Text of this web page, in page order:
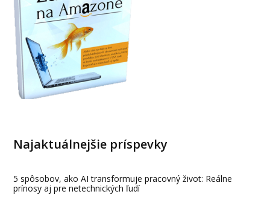
Najaktuálnejšie príspevky
5 spôsobov, ako AI transformuje pracovný život: Reálne
prínosy aj pre netechnických ľudí